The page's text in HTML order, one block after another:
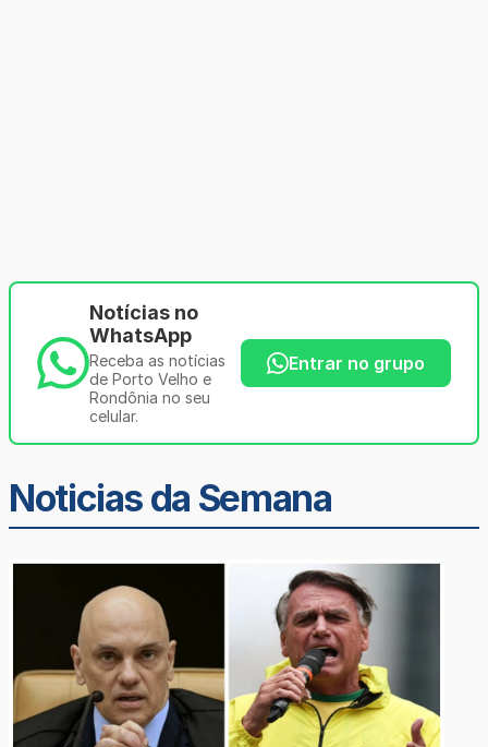
Notícias no
WhatsApp
Receba as notícias
de Porto Velho e
Rondônia no seu
celular.
Entrar no grupo
Noticias da Semana